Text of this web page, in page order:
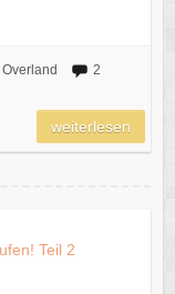
Overland
2
weiterlesen